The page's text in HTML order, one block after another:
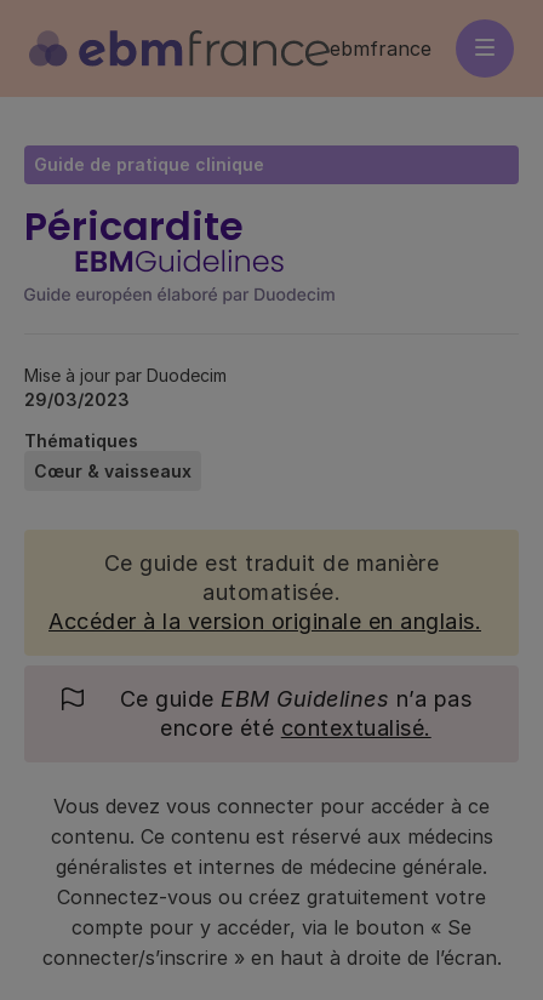
contenu
principal
ebmfrance
Guide de pratique clinique
Péricardite
Mise à jour par Duodecim
29/03/2023
Thématiques
Cœur & vaisseaux
Ce guide est traduit de manière
automatisée.
Accéder à la version originale en anglais.
Ce guide EBM Guidelines n’a pas
encore été contextualisé.
Vous devez vous connecter pour accéder à ce
contenu. Ce contenu est réservé aux médecins
généralistes et internes de médecine générale.
Connectez-vous ou créez gratuitement votre
compte pour y accéder, via le bouton « Se
connecter/s’inscrire » en haut à droite de l’écran.